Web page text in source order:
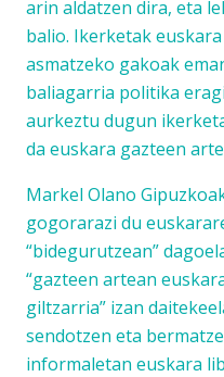
arin aldatzen dira, eta
balio. Ikerketak
asmatzeko gakoak
baliagarria politika
aurkeztu dugun
da euskara gazteen
Markel Olano
gogorarazi du
“bidegurutzean”
“gazteen artean
giltzarria” izan
sendotzen eta
informaletan euskara